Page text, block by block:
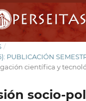
/
PUBLICACIÓN
científica y
socio-